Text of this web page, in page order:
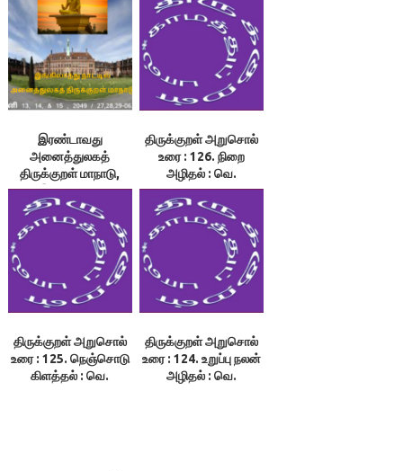
இரண்டாவது
அனைத்துலகத்
திருக்குறள் மாநாடு,
இங்கிலாந்து
திருக்குறள் அறுசொல்
உரை : 126. நிறை
அழிதல் : வெ.
அரங்கராசன்
திருக்குறள் அறுசொல்
உரை : 125. நெஞ்சொடு
கிளத்தல் : வெ.
திருக்குறள் அறுசொல்
உரை : 124. உறுப்பு நலன்
அழிதல் : வெ.